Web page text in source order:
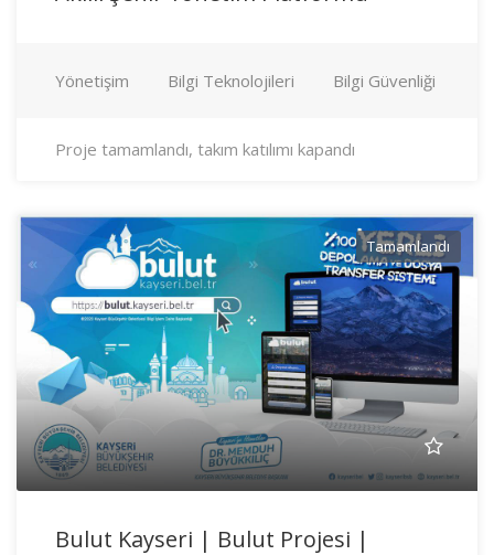
Yönetişim Bilgi Teknolojileri Bilgi Güvenliği
Proje tamamlandı, takım katılımı kapandı
Tamamlandı
Bulut Kayseri | Bulut Projesi |